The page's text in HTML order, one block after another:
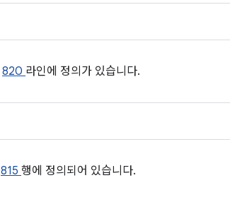
820 라인에 정의가 있습니다.
815 행에 정의되어 있습니다.